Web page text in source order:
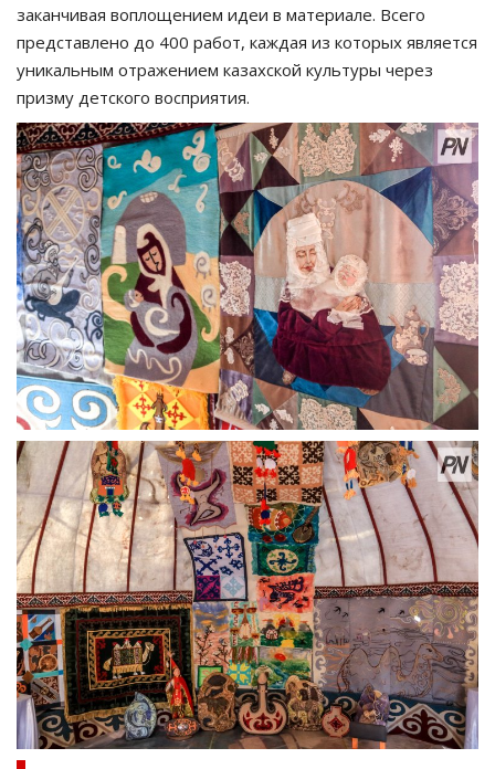
заканчивая воплощением идеи в материале. Всего
представлено до 400 работ, каждая из которых является
уникальным отражением казахской культуры через
призму детского восприятия.